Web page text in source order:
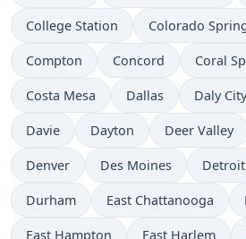
College Station Colorado
Compton Concord Coral
Costa Mesa Dallas Daly City
Davie Dayton Deer Valley
Denver Des Moines Detroit
Durham East Chattanooga
East Hampton East Harlem